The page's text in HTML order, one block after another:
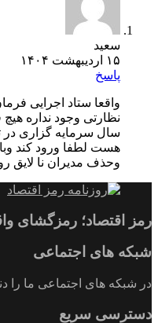
سعید
۱۵ اردیبهشت ۱۴۰۴
پاسخ
واقعا ستاد اجرایی
نظارتی وجود نداره هیچ
سال سرمایه گزاری در
هست لطفا ورود کند
وحذف مدیران نا لایق
رمز اقتصاد؛ رمزگشای
شبکه های اجتماعی
در شبکه های اجتماعی ما را
دسترسی سریع